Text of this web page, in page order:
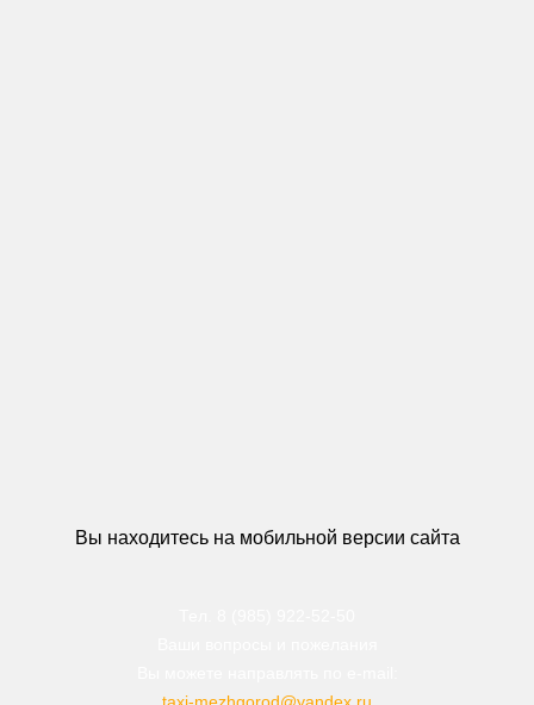
Вы находитесь на мобильной версии сайта